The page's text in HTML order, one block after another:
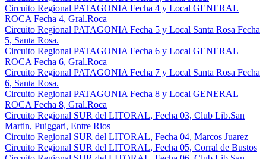
Circuito Regional PATAGONIA Fecha 4 y Local GENERAL
ROCA Fecha 4, Gral.Roca
Circuito Regional PATAGONIA Fecha 5 y Local Santa Rosa Fecha
5, Santa Rosa.
Circuito Regional PATAGONIA Fecha 6 y Local GENERAL
ROCA Fecha 6, Gral.Roca
Circuito Regional PATAGONIA Fecha 7 y Local Santa Rosa Fecha
6, Santa Rosa.
Circuito Regional PATAGONIA Fecha 8 y Local GENERAL
ROCA Fecha 8, Gral.Roca
Circuito Regional SUR del LITORAL, Fecha 03, Club Lib.San
Martin, Puiggari, Entre Rios
Circuito Regional SUR del LITORAL, Fecha 04, Marcos Juarez
Circuito Regional SUR del LITORAL, Fecha 05, Corral de Bustos